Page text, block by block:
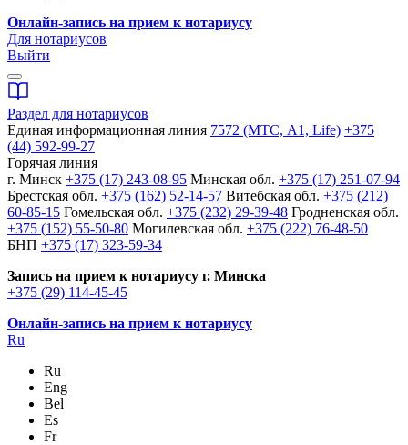
Онлайн-запись на прием к нотариусу
Для нотариусов
Выйти
Раздел для нотариусов
Единая информационная линия 7572 (МТС, A1, Life) +375
(44) 592-99-27
Горячая линия
г. Минск +375 (17) 243-08-95 Минская обл. +375 (17) 251-07-94
Брестская обл. +375 (162) 52-14-57 Витебская обл. +375 (212)
60-85-15 Гомельская обл. +375 (232) 29-39-48 Гродненская обл.
+375 (152) 55-50-80 Могилевская обл. +375 (222) 76-48-50
БНП +375 (17) 323-59-34
Запись на прием к нотариусу г. Минска
+375 (29) 114-45-45
Онлайн-запись на прием к нотариусу
Ru
Ru
Eng
Bel
Es
Fr